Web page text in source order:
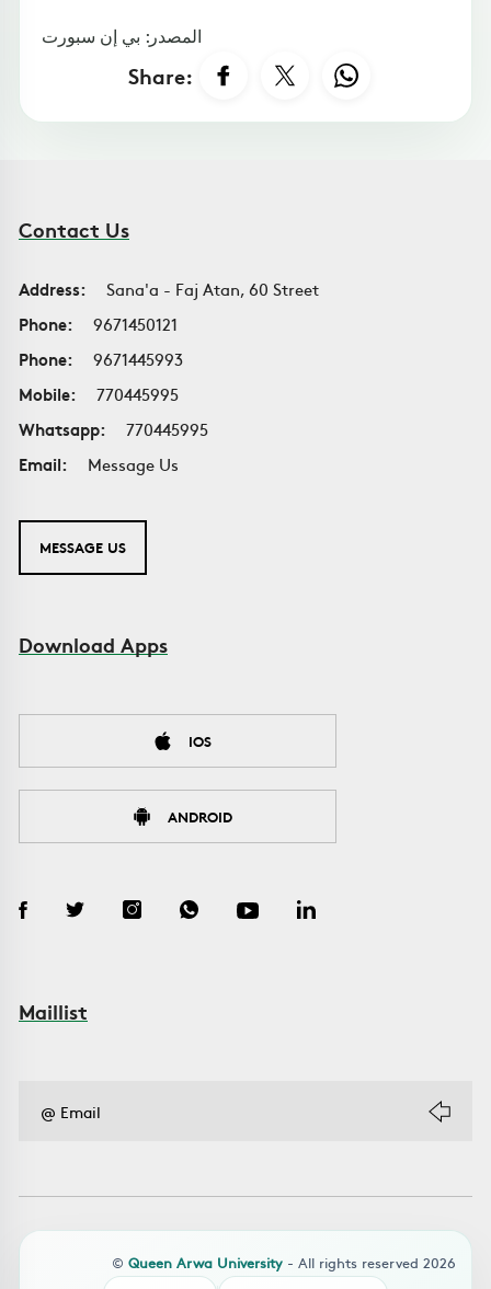
المصدر: بي إن سبورت
Share:
Contact Us
Address:
Sana'a - Faj Atan, 60 Street
Phone:
9671450121
Phone:
9671445993
Mobile:
770445995
Whatsapp:
770445995
Email:
Message Us
MESSAGE US
Download Apps
IOS
ANDROID
Maillist
© Queen Arwa University - All rights reserved 2026